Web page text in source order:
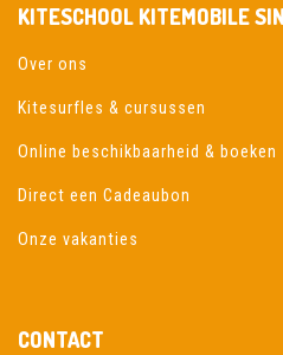
KITESCHOOL KITEMOBILE
Over ons
Kitesurfles & cursussen
Online beschikbaarheid & boeken
Direct een Cadeaubon
Onze vakanties
CONTACT